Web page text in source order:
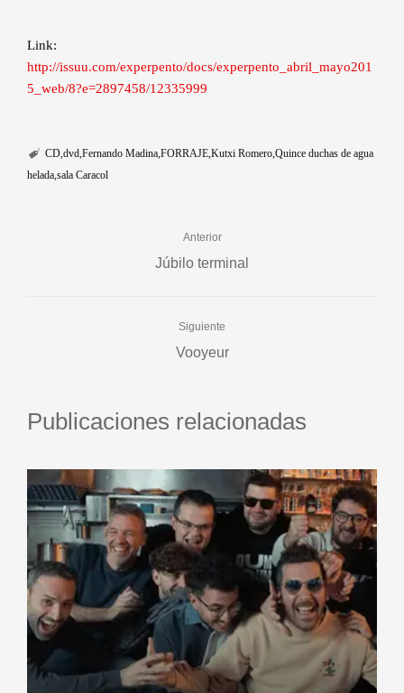
Link:
http://issuu.com/experpento/docs/experpento_abril_mayo201
5_web/8?e=2897458/12335999
CD dvd Fernando Madina FORRAJE Kutxi Romero Quince duchas de agua
helada sala Caracol
Anterior
Júbilo terminal
Siguiente
Vooyeur
Publicaciones relacionadas